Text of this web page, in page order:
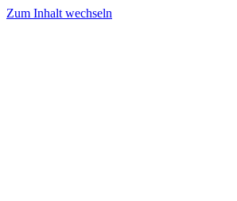
Zum Inhalt wechseln